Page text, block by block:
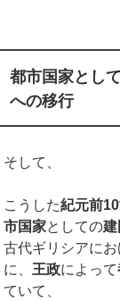
都市国家とし
への移行
そして、
こうした紀元前
市国家としての建
古代ギリシアに
に、 王政によって
ていて、